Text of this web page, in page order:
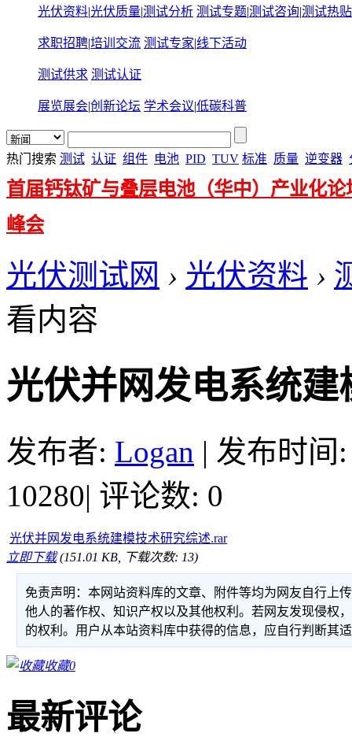
光伏资料|光伏质量|测试分析 测试专题|测试咨询|测试热贴
求职招聘|培训交流 测试专家|线下活动
测试供求 测试认证
展览展会|创新论坛 学术会议|低碳科普
热门搜索 测试 认证 组件 电池 PID TUV 标准 质量 逆变器
首届钙钛矿与叠层电池（华中）产业化论
峰会
光伏测试网 › 光伏资料 ›
看内容
光伏并网发电系统
发布者: Logan | 发布时间:
10280| 评论数: 0
光伏并网发电系统建模技术研究综述.rar
立即下载(151.01 KB, 下载次数: 13)
免责声明：本网站资料库的文章、附件等均为网友自行上
他人的著作权、知识产权以及其他权利。若网友发现侵权
的权利。用户从本站资料库中获得的信息，应自行判断其
收藏0
最新评论